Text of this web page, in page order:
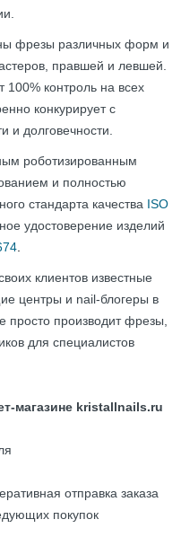
фрезы различных форм и
правшей и левшей.
контроль на всех
конкурирует с
долговечности.
роботизированным
и полностью
стандарта качества ISO
удостоверение изделий
клиентов известные
центры и nail-блогеры в
просто производит фрезы,
для специалистов
магазине kristallnails.ru
отправка заказа
покупок